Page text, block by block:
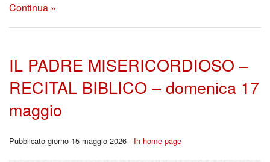
Continua »
IL PADRE MISERICORDIOSO –
RECITAL BIBLICO – domenica 17
maggio
Pubblicato giorno 15 maggio 2026 - In home page